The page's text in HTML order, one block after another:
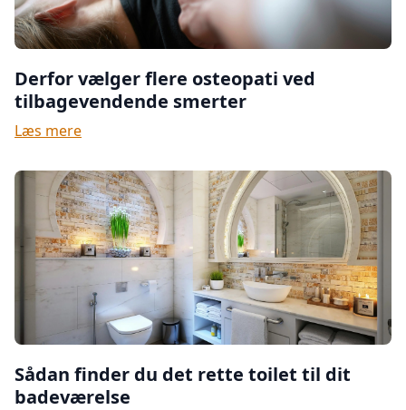
Derfor vælger flere osteopati ved
tilbagevendende smerter
Læs mere
Sådan finder du det rette toilet til dit
badeværelse